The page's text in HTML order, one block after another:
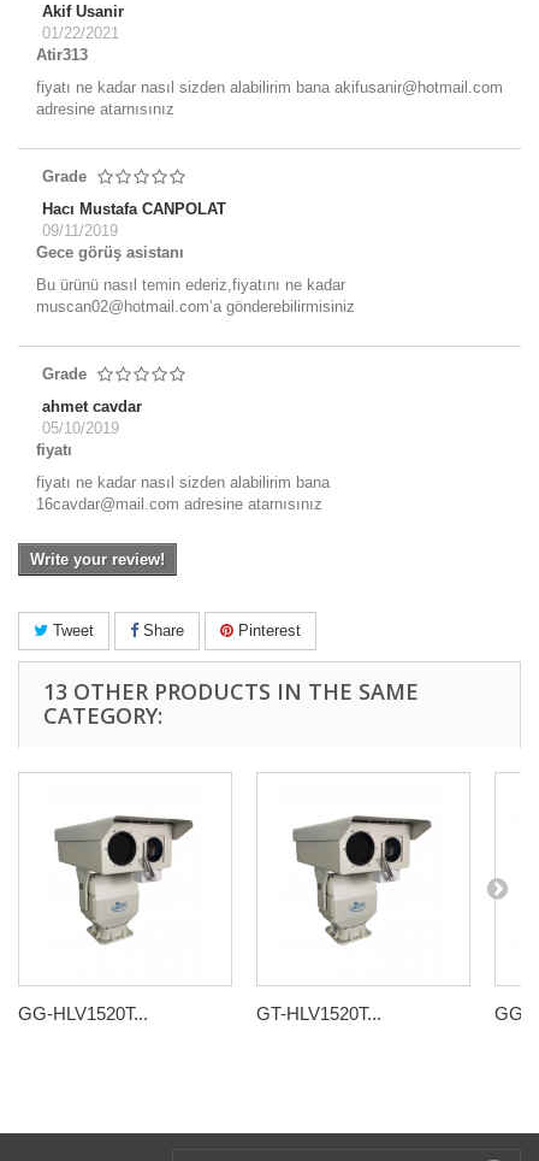
Akif Usanir
01/22/2021
Atir313
fiyatı ne kadar nasıl sizden alabilirim bana akifusanir@hotmail.com
adresine atarnısınız
Grade
Hacı Mustafa CANPOLAT
09/11/2019
Gece görüş asistanı
Bu ürünü nasıl temin ederiz,fiyatını ne kadar
muscan02@hotmail.com’a gönderebilirmisiniz
Grade
ahmet cavdar
05/10/2019
fiyatı
fiyatı ne kadar nasıl sizden alabilirim bana
16cavdar@mail.com adresine atarnısınız
Write your review!
Tweet Share Pinterest
13 OTHER PRODUCTS IN THE SAME
CATEGORY:
GG-HLV1520T... GT-HLV1520T... GG-